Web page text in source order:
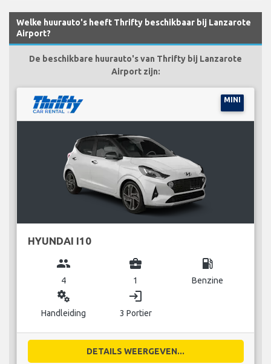
Welke huurauto's heeft Thrifty beschikbaar bij Lanzarote
Airport?
De beschikbare huurauto's van Thrifty bij Lanzarote
Airport zijn:
MINI
HYUNDAI I10
group
4
business_center
1
local_gas_station
Benzine
miscellaneous_services
Handleiding
login
3 Portier
DETAILS WEERGEVEN...